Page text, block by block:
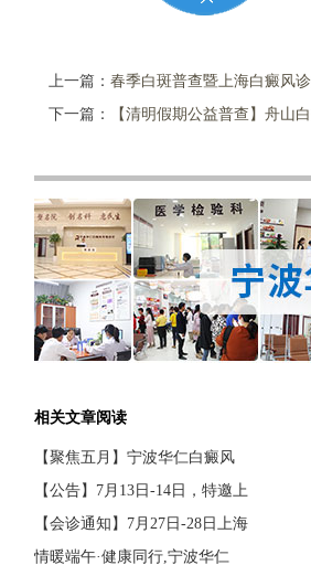
上一篇： 春季白斑普查暨上海白癜风
下一篇：
【清明假期公益普查】舟山
相关文章阅读
【聚焦五月】宁波华仁白癜风
【公告】7月13日-14日，特邀上
【会诊通知】7月27日-28日上海
情暖端午·健康同行,宁波华仁